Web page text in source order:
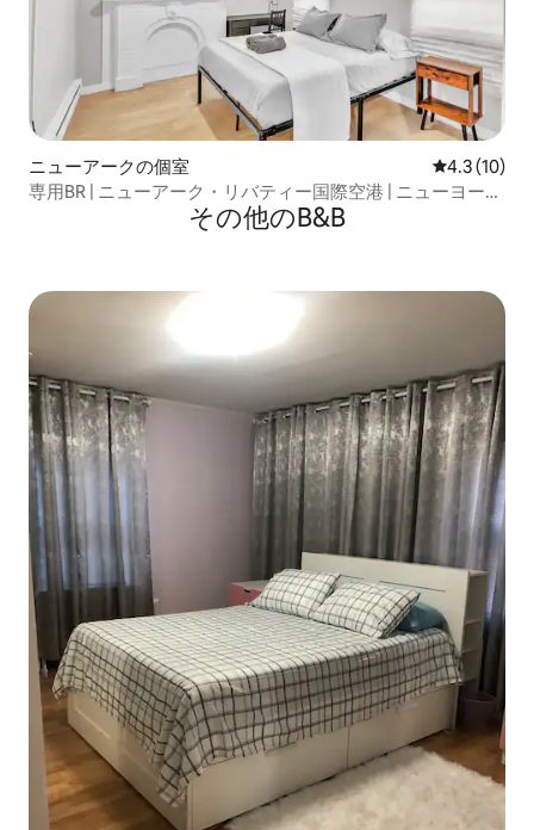
ニューアークの個室 レビュー10
4.3 (10)
専用BR | ニューアーク・リバティー国際空港 | ニューヨーク
市パストレイン（A）その他のB&B